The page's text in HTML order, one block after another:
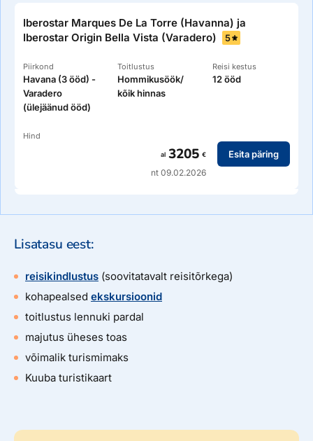
Iberostar Marques De La Torre (Havanna) ja
Iberostar Origin Bella Vista (Varadero)
5
Piirkond
Havana (3 ööd) -
Varadero
(ülejäänud ööd)
Toitlustus
Hommikusöök/
kõik hinnas
Reisi kestus
12 ööd
Hind
al 3205 €
nt 09.02.2026
Esita päring
Lisatasu eest:
reisikindlustus (soovitatavalt reisitõrkega)
kohapealsed ekskursioonid
toitlustus lennuki pardal
majutus üheses toas
võimalik turismimaks
Kuuba turistikaart